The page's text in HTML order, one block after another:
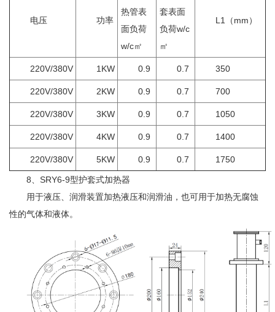
电压 功率
热管表
面负荷
w/c㎡
套表面
负荷w/c
㎡
L1（mm）
220V/380V 1KW 0.9 0.7 350
220V/380V 2KW 0.9 0.7 700
220V/380V 3KW 0.9 0.7 1050
220V/380V 4KW 0.9 0.7 1400
220V/380V 5KW 0.9 0.7 1750
8、SRY6-9型护套式加热器
用于液压、润滑装置加热液压和润滑油，也可用于加热无腐蚀
性的气体和液体。